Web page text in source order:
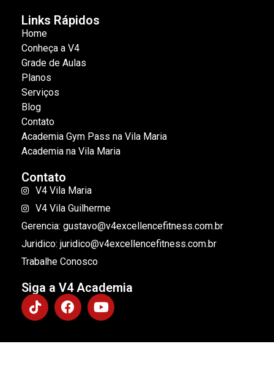
Links Rápidos
Home
Conheça a V4
Grade de Aulas
Planos
Serviços
Blog
Contato
Academia Gym Pass na Vila Maria
Academia na Vila Maria
Contato
V4 Vila Maria
V4 Vila Guilherme
Gerencia: gustavo@v4excellencefitness.com.br
Juridico: juridico@v4excellencefitness.com.br
Trabalhe Conosco
Siga a V4 Academia